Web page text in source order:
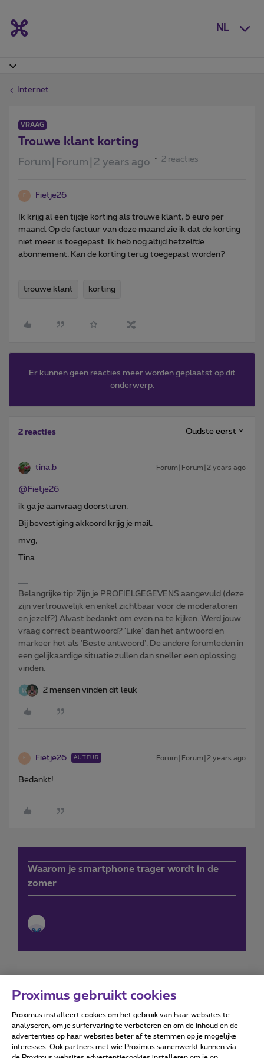
NL
Internet
VRAAG
Trouwe klant korting
Forum|Forum|2 years ago 2 reacties
F Fietje26
Ik krijg al een tijdje korting als trouwe klant, 5 euro per
maand. Op de factuur van deze maand zie ik dat de korting
niet meer is toegepast. Ik heb nog altijd hetzelfde
abonnement. Kan de korting terug toegepast worden?
trouwe klant korting
Er kunnen geen reacties meer worden geplaatst op dit
onderwerp.
2 reacties Oudste eerst
tina.b Forum|Forum|2 years ago
@Fietje26
ik ga je aanvraag doorsturen.
Bij bevestiging akkoord krijg je mail.
mvg,
Tina
Belangrijke tip: Zijn je PROFIELGEGEVENS aangevuld (deze
zijn vertrouwelijk en enkel zichtbaar voor de moderatoren
en jezelf?) Alvast bedankt om even na te kijken. Werd jouw
vraag correct beantwoord? ‘Like’ dan het antwoord en
markeer het als 'Beste antwoord'. De andere forumleden in
een gelijkaardige situatie zullen dan sneller een oplossing
vinden.
2 mensen vinden dit leuk
F Fietje26 AUTEUR Forum|Forum|2 years ago
Bedankt!
Waarom je smartphone trager wordt in de
zomer
Forumvoorwaarden Accessibility statement
Proximus gebruikt cookies
Proximus installeert cookies om het gebruik van haar websites te
analyseren, om je surfervaring te verbeteren en om de inhoud en de
advertenties op haar websites beter af te stemmen op je mogelijke
interesses. Ook partners met wie Proximus samenwerkt kunnen via